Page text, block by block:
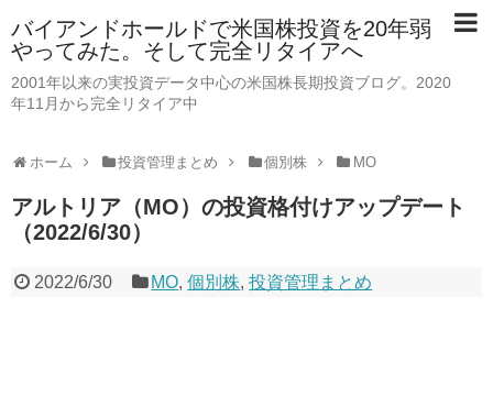
バイアンドホールドで米国株投資を20年弱
やってみた。そして完全リタイアへ
2001年以来の実投資データ中心の米国株長期投資ブログ。2020
年11月から完全リタイア中
ホーム 投資管理まとめ 個別株 MO
アルトリア（MO）の投資格付けアップデート
（2022/6/30）
2022/6/30 MO,個別株,投資管理まとめ